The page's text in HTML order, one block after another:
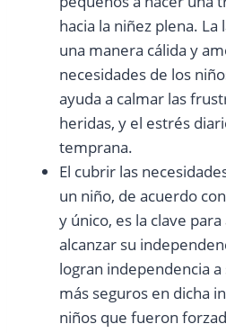
hacia la niñez plena.
una manera cálida y
necesidades de los
ayuda a calmar las
heridas, y el estrés
temprana.
El cubrir las
un niño, de acuerdo
y único, es la clave
alcanzar su
logran independencia
más seguros en dicha
niños que fueron